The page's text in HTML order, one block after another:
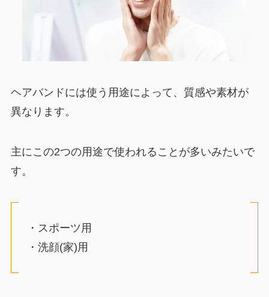
ヘアバンドには使う用途によって、質感や素材が
異なります。
主にこの2つの用途で使われることが多いみたいで
す。
・スポーツ用
・洗顔(家)用